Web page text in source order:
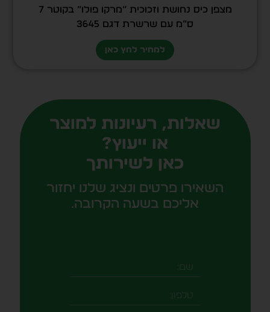
מצפן כיס נחושת וזכוכית “מרקו פולו” בקוטר 7
ס”מ עם שרשרת דגם 3645
למחיר לחץ כאן
שאלות, רעיונות למוצר
או ייעוץ?
כאן לשירותך
השאירו פרטים ונציג שלנו יחזור
אליכם בשעה הקרובה.